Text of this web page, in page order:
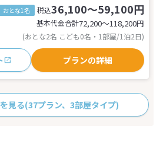
おとな1名 税込36,100～59,100円
基本代金合計72,200〜118,200円
(おとな2名 こども0名・1部屋/1泊2日)
プランの詳細
見る(37プラン、3部屋タイプ)